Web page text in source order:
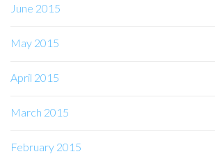
June 2015
May 2015
April 2015
March 2015
February 2015